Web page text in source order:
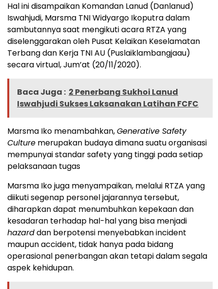
Hal ini disampaikan Komandan Lanud (Danlanud)
Iswahjudi, Marsma TNI Widyargo Ikoputra dalam
sambutannya saat mengikuti acara RTZA yang
diselenggarakan oleh Pusat Kelaikan Keselamatan
Terbang dan Kerja TNI AU (Puslaiklambangjaau)
secara virtual, Jum’at (20/11/2020).
Baca Juga : 2 Penerbang Sukhoi Lanud
Iswahjudi Sukses Laksanakan Latihan FCFC
Marsma Iko menambahkan,Generative Safety
Culture merupakan budaya dimana suatu organisasi
mempunyai standar safety yang tinggi pada setiap
pelaksanaan tugas
Marsma Iko juga menyampaikan, melalui RTZA yang
diikuti segenap personel jajarannya tersebut,
diharapkan dapat menumbuhkan kepekaan dan
kesadaran terhadap hal-hal yang bisa menjadi
hazarddan berpotensi menyebabkan incident
maupun accident, tidak hanya pada bidang
operasional penerbangan akan tetapi dalam segala
aspek kehidupan.